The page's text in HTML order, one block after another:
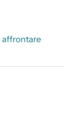
affrontare